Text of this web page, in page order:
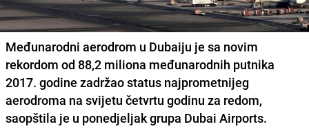
Međunarodni aerodrom u Dubaiju je sa novim
rekordom od 88,2 miliona međunarodnih putnika
2017. godine zadržao status najprometnijeg
aerodroma na svijetu četvrtu godinu za redom,
saopštila je u ponedjeljak grupa Dubai Airports.